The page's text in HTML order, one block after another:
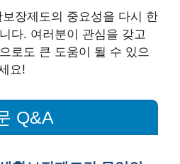
장제도의 중요성을 다시 한
다. 여러분이 관심을 갖고
로도 큰 도움이 될 수 있으
요!
Q&A